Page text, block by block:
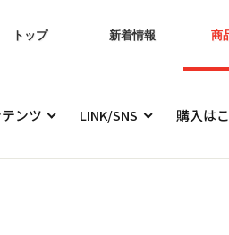
トップ 新着情報 商
ンツ LINK/SNS 購入は